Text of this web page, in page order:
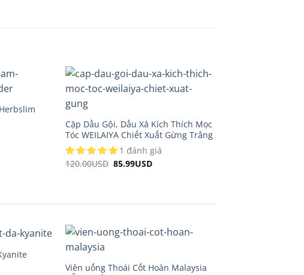
Cặp Dầu Gội, Dầu Xả Kích Thích Mọc
Tóc WEILAIYA Chiết Xuất Gừng Trắng
1 đánh giá
120.00USD Original
85.99USDCurrent
Viên uống Thoái Cốt Hoàn Malaysia